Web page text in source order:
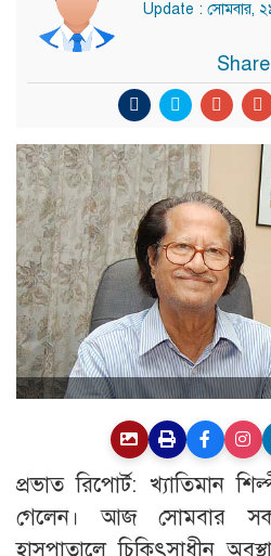
Update : সোমবার,
Share
প্রভাত রিপোর্ট: খ্যাতিমান
গেলেন। আজ সোমবার
হাসপাতালে চিকিৎসাধীন